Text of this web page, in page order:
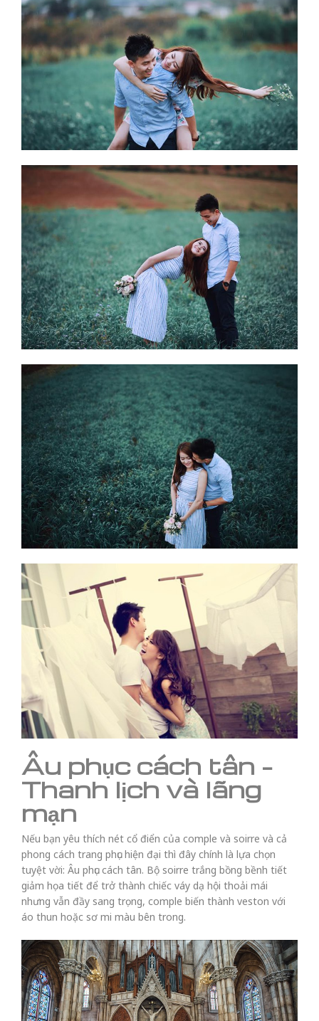
Âu phục cách tân –
Thanh lịch và lãng
mạn
Nếu bạn yêu thích nét cổ điển của comple và soirre và cả
phong cách trang phục hiện đại thì đây chính là lựa chọn
tuyệt vời: Âu phục cách tân. Bộ soirre trắng bồng bềnh tiết
giảm họa tiết để trở thành chiếc váy dạ hội thoải mái
nhưng vẫn đầy sang trọng, comple biến thành veston với
áo thun hoặc sơ mi màu bên trong.